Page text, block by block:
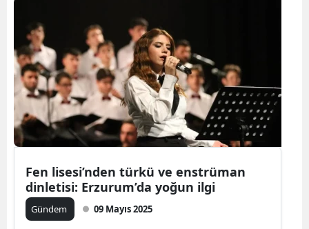
Fen lisesi’nden türkü ve enstrüman
dinletisi: Erzurum’da yoğun ilgi
Gündem 09 Mayıs 2025